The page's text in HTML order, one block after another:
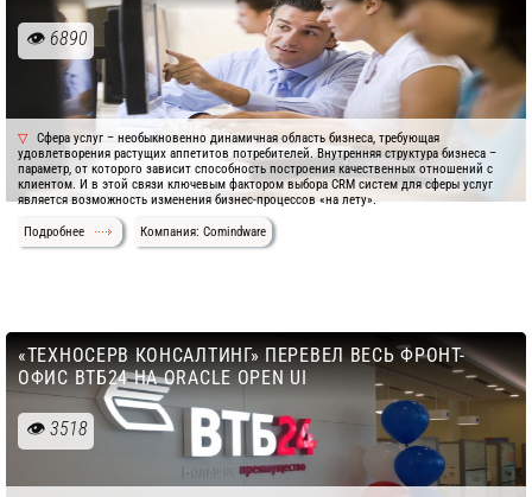
6890
Сфера услуг – необыкновенно динамичная область бизнеса, требующая
удовлетворения растущих аппетитов потребителей. Внутренняя структура бизнеса –
параметр, от которого зависит способность построения качественных отношений с
клиентом. И в этой связи ключевым фактором выбора CRM систем для сферы услуг
является возможность изменения бизнес-процессов «на лету».
Подробнее Компания: Comindware
«ТЕХНОСЕРВ КОНСАЛТИНГ» ПЕРЕВЕЛ ВЕСЬ ФРОНТ-
ОФИС ВТБ24 НА ORACLE OPEN UI
3518